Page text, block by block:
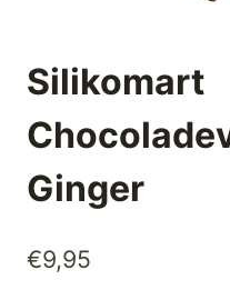
Silikomart
Ginger
€9,95